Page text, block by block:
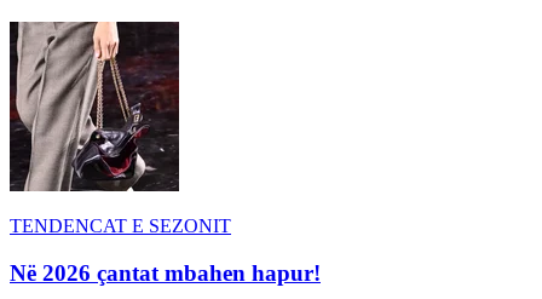
TENDENCAT E SEZONIT
Në 2026 çantat mbahen hapur!